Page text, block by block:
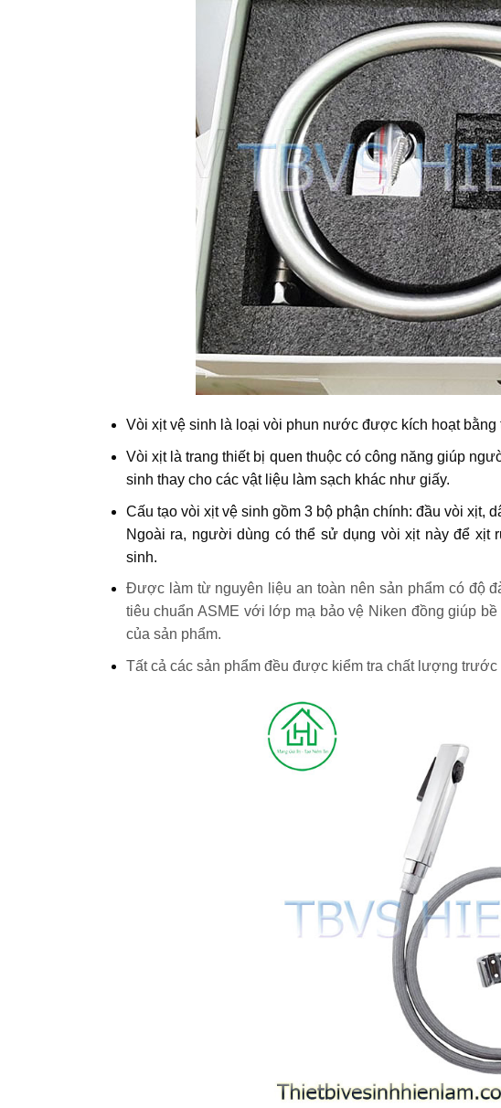
Vòi xịt vệ sinh là loại vòi phun nước được kích hoạt bằng
Vòi xịt là trang thiết bị quen thuộc có công năng giúp
sinh thay cho các vật liệu làm sạch khác như giấy.
Cấu tạo vòi xịt vệ sinh gồm 3 bộ phận chính: đầu vòi xịt,
Ngoài ra, người dùng có thể sử dụng vòi xịt này để xịt
sinh.
Được làm từ nguyên liệu an toàn nên sản phẩm có độ
tiêu chuẩn ASME với lớp mạ bảo vệ Niken đồng giúp
của sản phẩm.
Tất cả các sản phẩm đều được kiểm tra chất lượng